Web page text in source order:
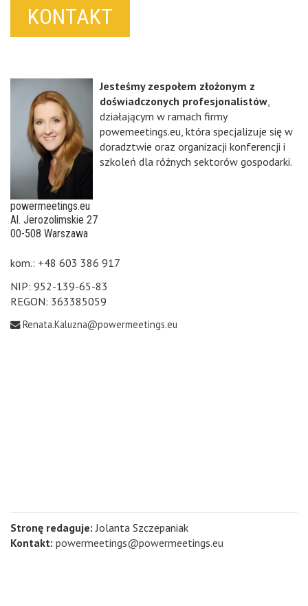
KONTAKT
Jesteśmy zespołem złożonym z
doświadczonych profesjonalistów,
działającym w ramach firmy
powemeetings.eu, która specjalizuje się w
doradztwie oraz organizacji konferencji i
szkoleń dla różnych sektorów gospodarki.
powermeetings.eu
Al. Jerozolimskie 27
00-508 Warszawa
kom.: +48 603 386 917
NIP: 952-139-65-83
REGON: 363385059
Renata.Kaluzna@powermeetings.eu
Stronę redaguje: Jolanta Szczepaniak
Kontakt: powermeetings@powermeetings.eu